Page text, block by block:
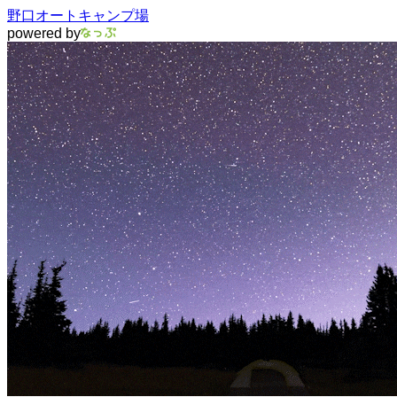
野口オートキャンプ場
powered by